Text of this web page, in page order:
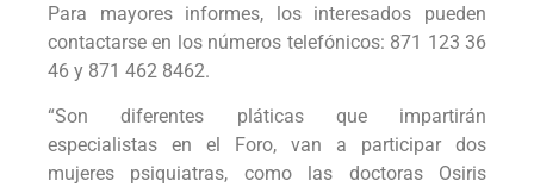
Para mayores informes, los interesados pueden
contactarse en los números telefónicos: 871 123 36
46 y 871 462 8462.
“Son diferentes pláticas que impartirán
especialistas en el Foro, van a participar dos
mujeres psiquiatras, como las doctoras Osiris